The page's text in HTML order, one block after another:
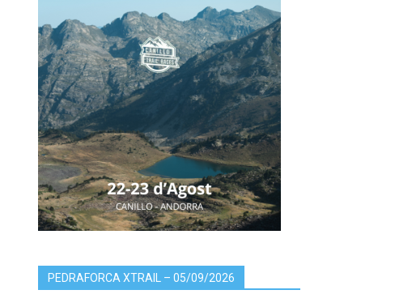
PEDRAFORCA XTRAIL – 05/09/2026